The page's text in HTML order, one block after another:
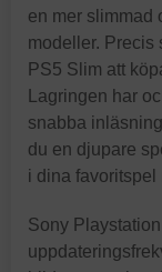
en mer slimmad
modeller. Precis
PS5 Slim att
Lagringen har
snabba
du en djupare
i dina favoritspel
Sony